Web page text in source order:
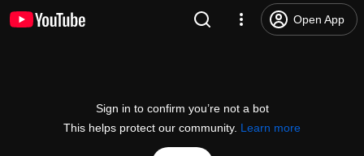
Open App
Sign in to confirm you’re not a bot
This helps protect our community. Learn more